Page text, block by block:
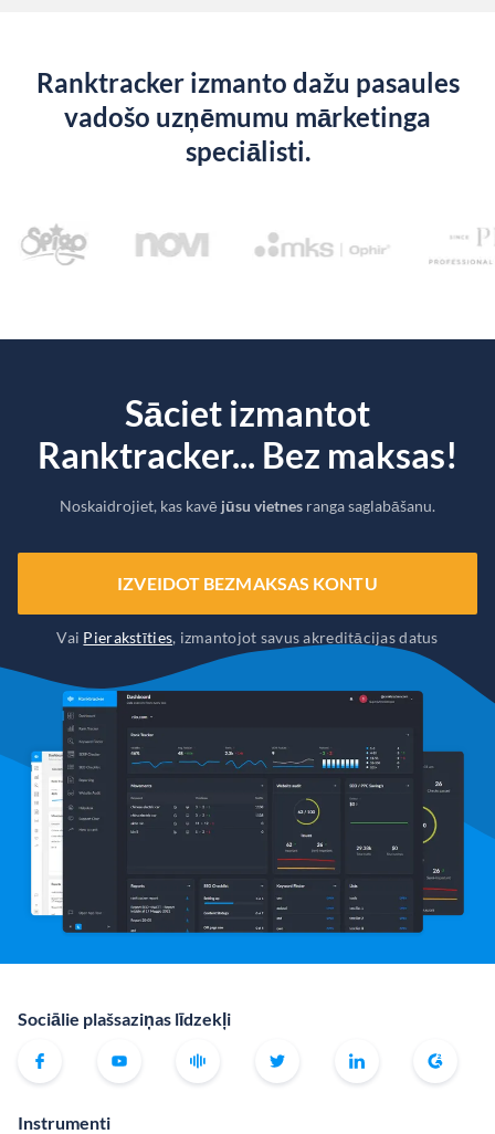
Ranktracker izmanto dažu pasaules
vadošo uzņēmumu mārketinga
speciālisti.
Sāciet izmantot
Ranktracker... Bez maksas!
Noskaidrojiet, kas kavē jūsu vietnes ranga saglabāšanu.
IZVEIDOT BEZMAKSAS KONTU
Vai Pierakstīties, izmantojot savus akreditācijas datus
Sociālie plašsaziņas līdzekļi
Instrumenti